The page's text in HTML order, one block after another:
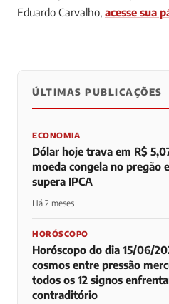
Eduardo Carvalho, acesse sua
0 0 0
ÚLTIMAS PUBLICAÇÕES
ECONOMIA
Dólar hoje trava em R$
moeda congela no pregão
supera IPCA
Há 2 meses
HORÓSCOPO
Horóscopo do dia 15/06/
cosmos entre pressão
todos os 12 signos
contraditório